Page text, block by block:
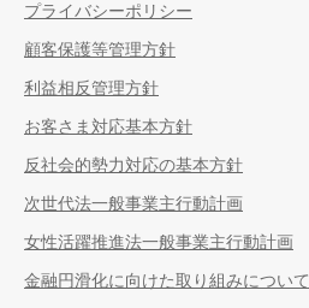
プライバシーポリシー
顧客保護等管理方針
利益相反管理方針
お客さま対応基本方針
反社会的勢力対応の基本方針
次世代法一般事業主行動計画
女性活躍推進法一般事業主行動計画
金融円滑化に向けた取り組みについて